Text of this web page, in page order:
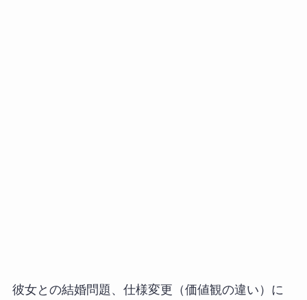
彼女との結婚問題、仕様変更（価値観の違い）に